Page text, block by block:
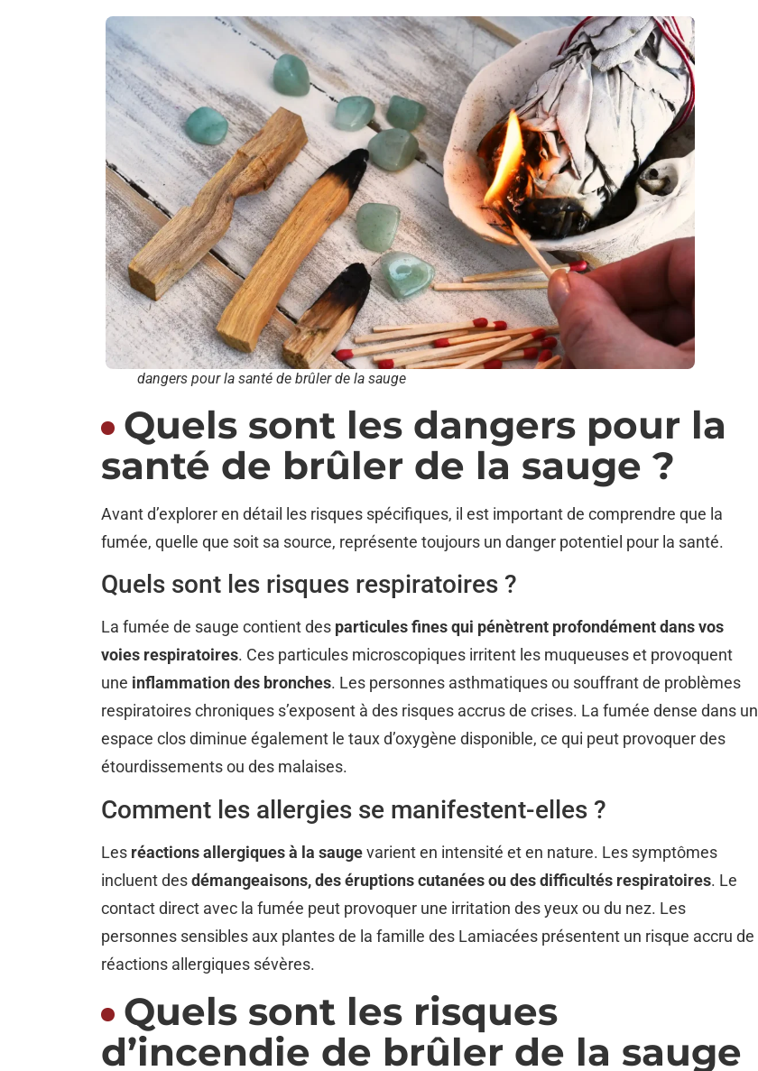
dangers pour la santé de brûler de la sauge
Quels sont les dangers pour la
santé de brûler de la sauge ?
Avant d’explorer en détail les risques spécifiques, il est important de comprendre que la
fumée, quelle que soit sa source, représente toujours un danger potentiel pour la santé.
Quels sont les risques respiratoires ?
La fumée de sauge contient des particules fines qui pénètrent profondément dans vos
voies respiratoires. Ces particules microscopiques irritent les muqueuses et provoquent
une inflammation des bronches. Les personnes asthmatiques ou souffrant de problèmes
respiratoires chroniques s’exposent à des risques accrus de crises. La fumée dense dans un
espace clos diminue également le taux d’oxygène disponible, ce qui peut provoquer des
étourdissements ou des malaises.
Comment les allergies se manifestent-elles ?
Les réactions allergiques à la sauge varient en intensité et en nature. Les symptômes
incluent des démangeaisons, des éruptions cutanées ou des difficultés respiratoires. Le
contact direct avec la fumée peut provoquer une irritation des yeux ou du nez. Les
personnes sensibles aux plantes de la famille des Lamiacées présentent un risque accru de
réactions allergiques sévères.
Quels sont les risques
d’incendie de brûler de la sauge